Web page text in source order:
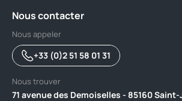
Nous contacter
Nous appeler
+33 (0)2 51 58 01 31
Nous trouver
71 avenue des Demoiselles - 85160